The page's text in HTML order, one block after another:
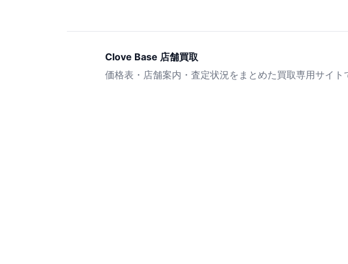
Clove Base 店舗買取
価格表・店舗案内・査定状況をまとめた買取専用サイト